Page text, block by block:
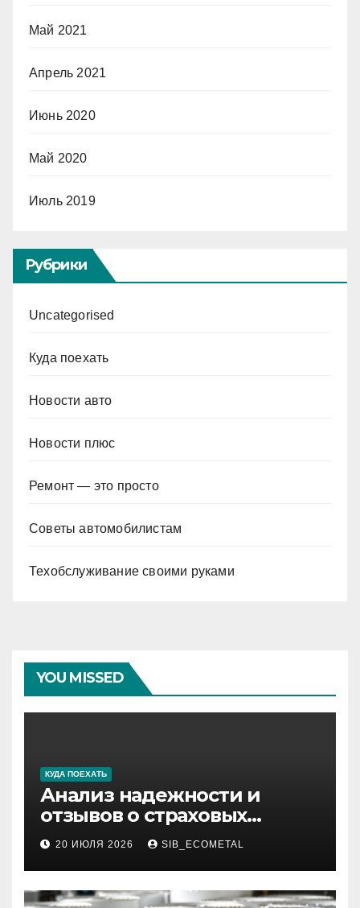
Май 2021
Апрель 2021
Июнь 2020
Май 2020
Июль 2019
Рубрики
Uncategorised
Куда поехать
Новости авто
Новости плюс
Ремонт — это просто
Советы автомобилистам
Техобслуживание своими руками
YOU MISSED
КУДА ПОЕХАТЬ
Анализ надежности и
отзывов о страховых
компаниях по итогам 2026
года
20 ИЮЛЯ 2026 SIB_ECOMETAL